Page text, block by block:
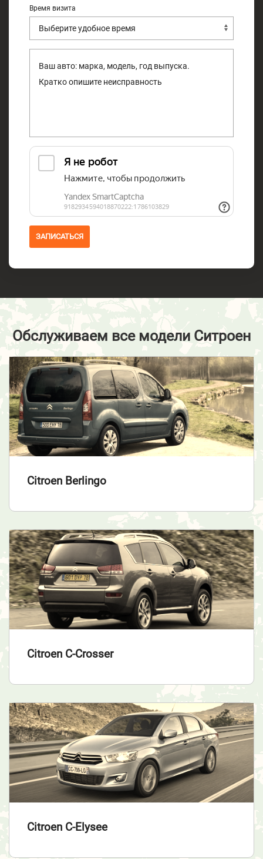
Время визита
ЗАПИСАТЬСЯ
Обслуживаем все модели Ситроен
Citroen Berlingo
Citroen C-Crosser
Citroen C-Elysee